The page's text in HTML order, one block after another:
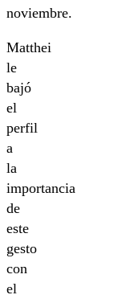
noviembre.
Matthei
le
bajó
el
perfil
a
la
importancia
de
este
gesto
con
el